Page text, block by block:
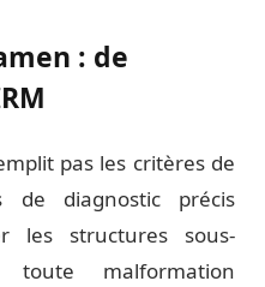
: de
pas les critères de
de diagnostic précis
les structures sous-
malformation